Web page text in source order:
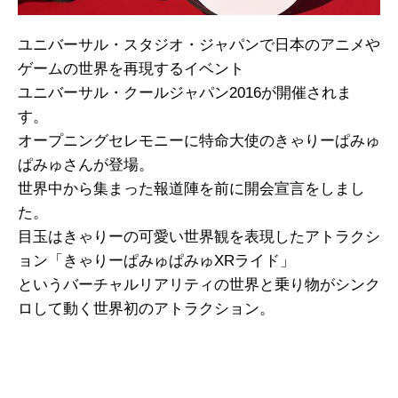
ユニバーサル・スタジオ・ジャパンで日本のアニメや
ゲームの世界を再現するイベント
ユニバーサル・クールジャパン2016が開催されま
す。
オープニングセレモニーに特命大使のきゃりーぱみゅ
ぱみゅさんが登場。
世界中から集まった報道陣を前に開会宣言をしまし
た。
目玉はきゃりーの可愛い世界観を表現したアトラクシ
ョン「きゃりーぱみゅぱみゅXRライド」
というバーチャルリアリティの世界と乗り物がシンク
ロして動く世界初のアトラクション。